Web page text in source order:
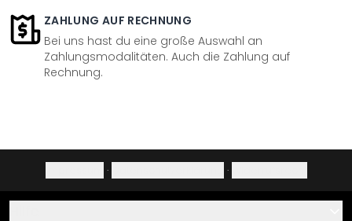
ZAHLUNG AUF RECHNUNG
Bei uns hast du eine große Auswahl an
Zahlungsmodalitäten. Auch die Zahlung auf
Rechnung.
· ·